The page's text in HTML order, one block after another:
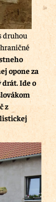
druhou
opone za
Ide o
z